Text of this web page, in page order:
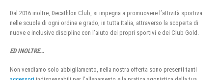
Dal 2016 inoltre, Decathlon Club, si impegna a promuovere l’attività sportiva
nelle scuole di ogni ordine e grado, in tutta Italia, attraverso la scoperta di
nuove e inclusive discipline con l’aiuto dei propri sportivi e dei Club Gold.
ED INOLTRE…
Non vendiamo solo abbigliamento, nella nostra offerta sono presenti tanti